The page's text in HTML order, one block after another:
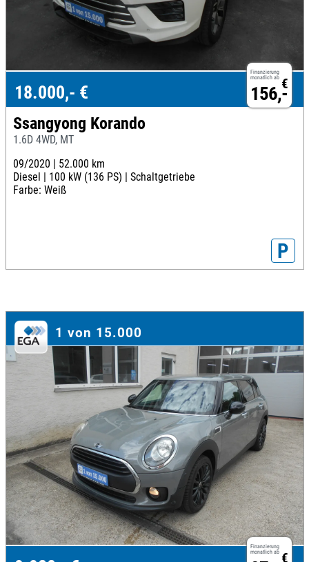
Finanzierung
monatlich ab €
156,-
18.000,- €
Ssangyong Korando
1.6D 4WD, MT
09/2020 | 52.000 km
Diesel | 100 kW (136 PS) | Schaltgetriebe
Farbe: Weiß
P
1 von 15.000
Finanzierung
monatlich ab €